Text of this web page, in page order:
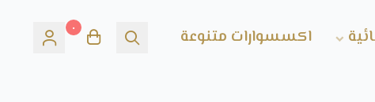
اكسسوارات متنوعة ٠